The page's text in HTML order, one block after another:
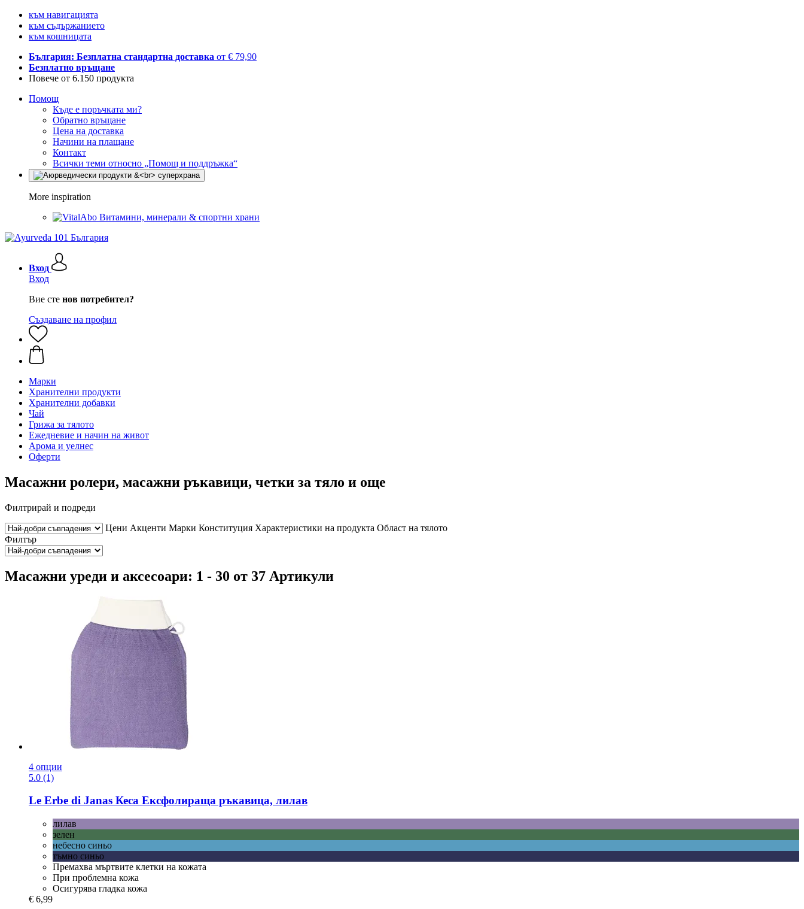
към навигацията
към съдържанието
към кошницата
България: Безплатна стандартна доставка от € 79,90
Безплатно връщане
Повече от 6.150 продукта
Помощ
Къде е поръчката ми?
Обратно връщане
Цена на доставка
Начини на плащане
Контакт
Всички теми относно „Помощ и поддръжка“
More inspiration
Витамини, минерали & спортни храни
Вход
Вход
Вие сте нов потребител?
Създаване на профил
Марки
Хранителни продукти
Хранителни добавки
Чай
Грижа за тялото
Ежедневие и начин на живот
Арома и уелнес
Оферти
Масажни ролери, масажни ръкавици, четки за тяло и още
Филтрирай и подреди
Цени Акценти Марки Конституция Характеристики на продукта Област на тялото
Филтър
Масажни уреди и аксесоари: 1 - 30 от 37 Артикули
4 опции
5.0 (1)
Le Erbe di Janas Кеса Ексфолираща ръкавица, лилав
лилав
зелен
небесно синьо
тъмно синьо
Премахва мъртвите клетки на кожата
При проблемна кожа
Осигурява гладка кожа
€ 6,99